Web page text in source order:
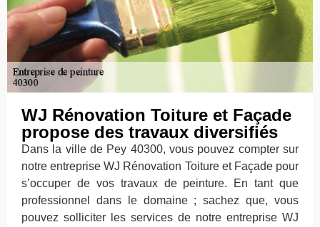
WJ Rénovation Toiture et Façade
propose des travaux diversifiés
Dans la ville de Pey 40300, vous pouvez compter sur
notre entreprise WJ Rénovation Toiture et Façade pour
s’occuper de vos travaux de peinture. En tant que
professionnel dans le domaine ; sachez que, vous
pouvez solliciter les services de notre entreprise WJ